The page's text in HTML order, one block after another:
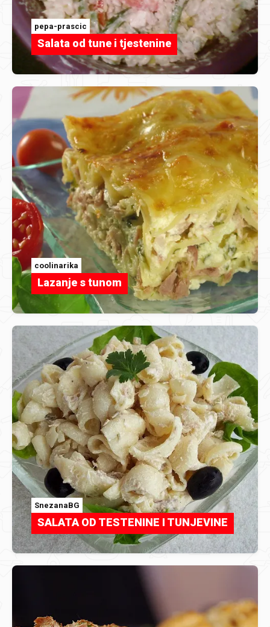
pepa-prascic
Salata od tune i tjestenine
coolinarika
Lazanje s tunom
SnezanaBG
SALATA OD TESTENINE I TUNJEVINE